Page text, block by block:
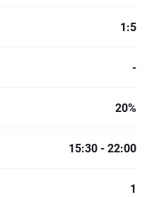
1:5
-
20%
15:30 - 22:00
1